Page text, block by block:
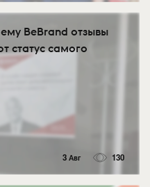
BeBrand отзывы
статус самого
3 Авг 130